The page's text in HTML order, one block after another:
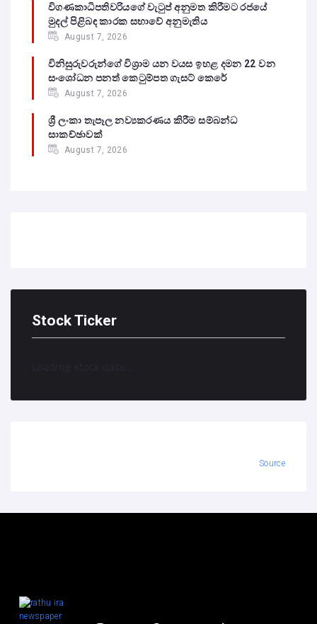
විගණකාධිපතිවරියගේ වැටුප් අනුමත කිරීමට රජයේ
මුදල් පිළිබඳ කාරක සභාවේ අනුමැතිය
August 7, 2026
විනිසුරුවරුන්ගේ විශ්‍රාම යන වයස ඉහළ දමන 22 වන
සංශෝධන පනත් කෙටුම්පත ගැසට් කෙරේ
August 7, 2026
ශ්‍රී ලංකා තැපෑල නව්‍යකරණය කිරීම සම්බන්ධ
සාකච්ඡාවක්
August 7, 2026
Stock Ticker
Loading stock data...
Source